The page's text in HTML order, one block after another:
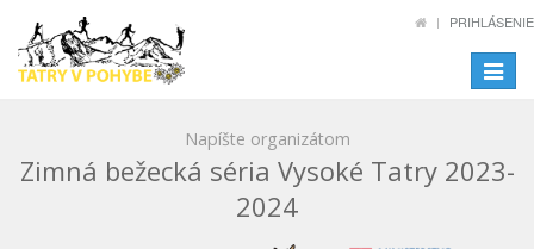
PRIHLÁSENIE
Toggle
Napíšte organizátom
Zimná bežecká séria Vysoké Tatry 2023-
2024